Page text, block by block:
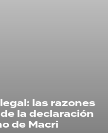
las razones
la declaración
de Macri